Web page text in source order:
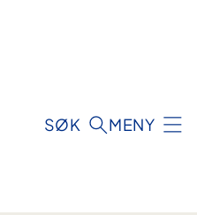
SØK MENY